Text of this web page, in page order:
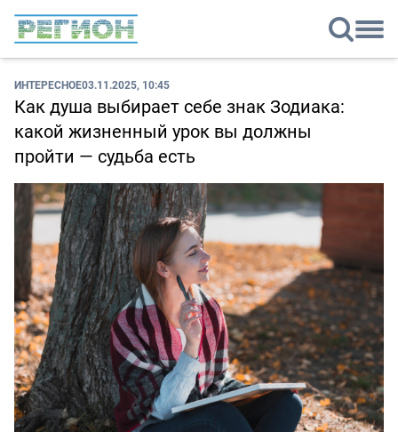
ИНТЕРЕСНОЕ03.11.2025, 10:45
Как душа выбирает себе знак Зодиака:
какой жизненный урок вы должны
пройти — судьба есть